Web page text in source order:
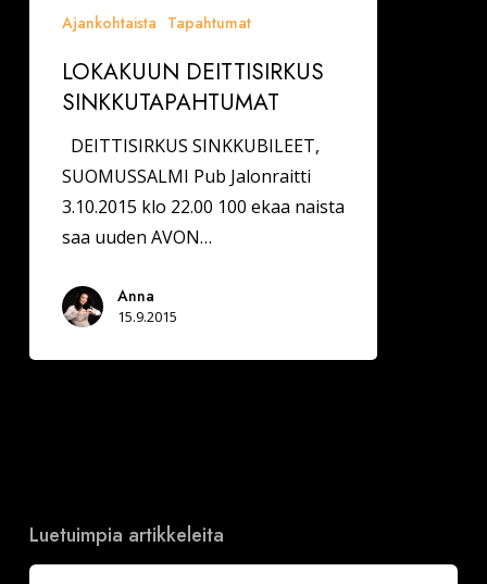
Ajankohtaista Tapahtumat
LOKAKUUN DEITTISIRKUS
SINKKUTAPAHTUMAT
DEITTISIRKUS SINKKUBILEET,
SUOMUSSALMI Pub Jalonraitti
3.10.2015 klo 22.00 100 ekaa naista
saa uuden AVON…
Anna
15.9.2015
Luetuimpia artikkeleita